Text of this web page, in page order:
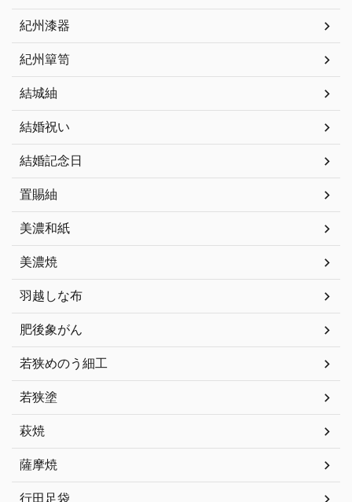
紀州漆器
紀州簞笥
結城紬
結婚祝い
結婚記念日
置賜紬
美濃和紙
美濃焼
羽越しな布
肥後象がん
若狭めのう細工
若狭塗
萩焼
薩摩焼
行田足袋